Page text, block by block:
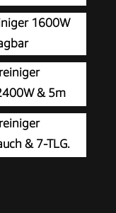
&
1600W
& 5m
& 7-TLG.
&